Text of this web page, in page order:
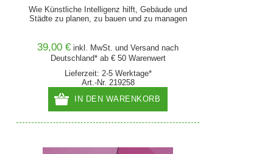
Wie Künstliche Intelligenz hilft, Gebäude und
Städte zu planen, zu bauen und zu managen
39,00 € inkl. MwSt. undVersand nach
Deutschland* ab € 50 Warenwert
Lieferzeit: 2-5 Werktage*
Art.-Nr. 219258
IN DEN WARENKORB